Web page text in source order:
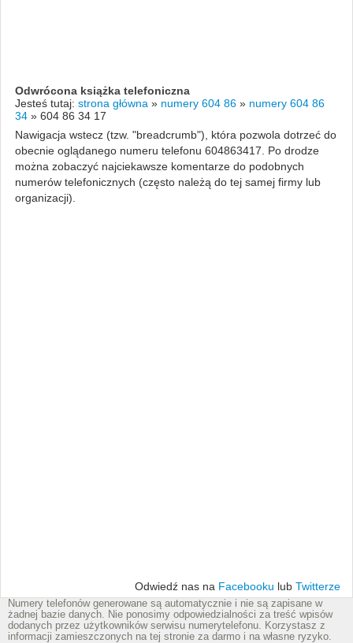
Odwrócona książka telefoniczna
Jesteś tutaj: strona główna » numery 604 86 » numery 604 86
34 » 604 86 34 17
Nawigacja wstecz (tzw. "breadcrumb"), która pozwola dotrzeć do
obecnie oglądanego numeru telefonu 604863417. Po drodze
można zobaczyć najciekawsze komentarze do podobnych
numerów telefonicznych (często należą do tej samej firmy lub
organizacji).
Odwiedź nas na Facebooku lub Twitterze
Numery telefonów generowane są automatycznie i nie są zapisane w
żadnej bazie danych. Nie ponosimy odpowiedzialności za treść wpisów
dodanych przez użytkowników serwisu numerytelefonu. Korzystasz z
informacji zamieszczonych na tej stronie za darmo i na własne ryzyko.